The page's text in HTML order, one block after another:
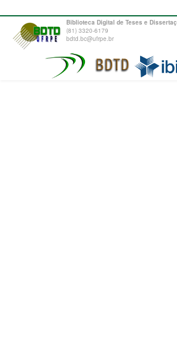
Biblioteca Digital de Teses e
(81) 3320-6179
bdtd.bc@ufrpe.br